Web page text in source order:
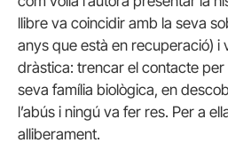
llibre va coincidir amb la seva
anys que està en recuperació) i
dràstica: trencar el contacte
seva família biològica, en
l’abús i ningú va fer res. Per a
alliberament.